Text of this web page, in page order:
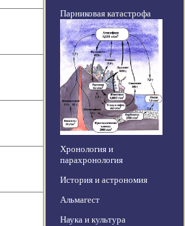
Парниковая катастрофа
Хронология и
парахронология
История и астрономия
Альмагест
Наука и культура